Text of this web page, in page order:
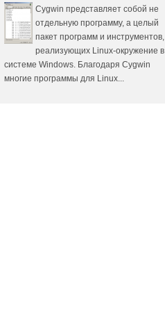
Cygwin представляет собой не
отдельную программу, а целый
пакет программ и инструментов,
реализующих Linux-окружение в
системе Windows. Благодаря Cygwin
многие программы для Linux...